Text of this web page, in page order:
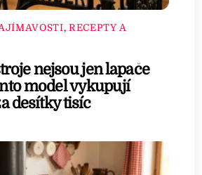
, RECEPTY A
nejsou jen lapače
model vykupují
desítky tisíc